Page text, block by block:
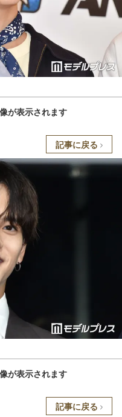
が表示されます
記事に戻る
が表示されます
記事に戻る